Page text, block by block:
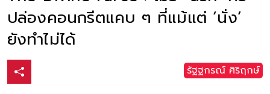
ปล่องคอนกรีตแคบ ๆ ที่แม้แต่ ‘นั่ง’
ยังทำไม่ได้
รัฐฐกรณ์ ศิริฤกษ์